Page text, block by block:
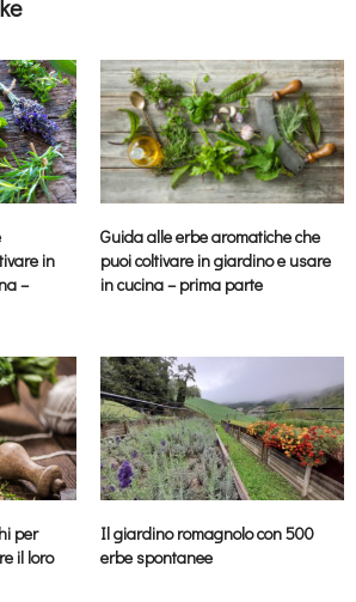
in
–
Guida alle erbe aromatiche che
puoi coltivare in giardino e usare
in cucina – prima parte
per
il loro
Il giardino romagnolo con 500
erbe spontanee